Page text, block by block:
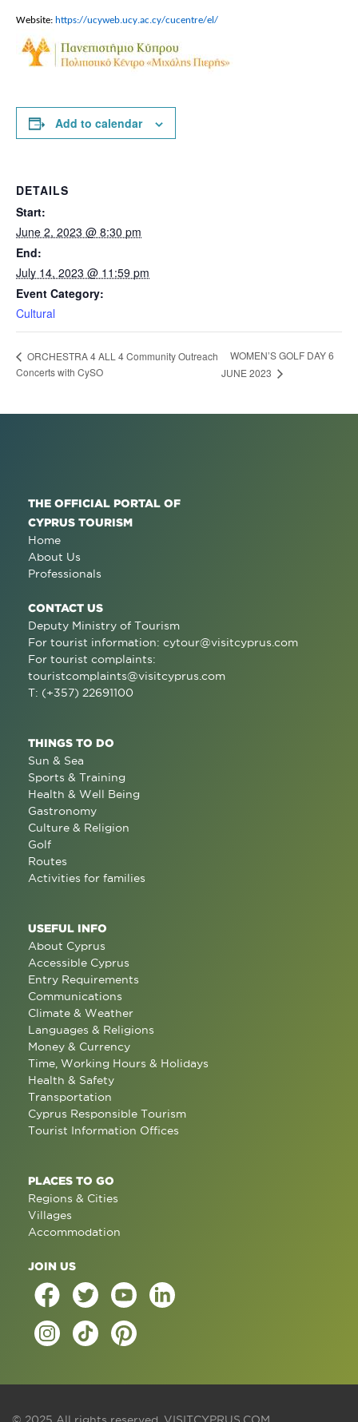
Website: https://ucyweb.ucy.ac.cy/cucentre/el /
Add to calendar
DETAILS
Start:
June 2, 2023 @ 8:30 pm
End:
July 14, 2023 @ 11:59 pm
Event Category:
Cultural
ORCHESTRA 4 ALL 4 Community Outreach
Concerts with CySO
WOMEN’S GOLF DAY 6
JUNE 2023
THE OFFICIAL PORTAL OF
CYPRUS TOURISM
Home
About Us
Professionals
CONTACT US
Deputy Ministry of Tourism
For tourist information: cytour@visitcyprus.com
For tourist complaints:
touristcomplaints@visitcyprus.com
T: (+357) 22691100
THINGS TO DO
Sun & Sea
Sports & Training
Health & Well Being
Gastronomy
Culture & Religion
Golf
Routes
Activities for families
USEFUL INFO
About Cyprus
Accessible Cyprus
Entry Requirements
Communications
Climate & Weather
Languages & Religions
Money & Currency
Time, Working Hours & Holidays
Health & Safety
Transportation
Cyprus Responsible Tourism
Tourist Information Offices
PLACES TO GO
Regions & Cities
Villages
Accommodation
JOIN US